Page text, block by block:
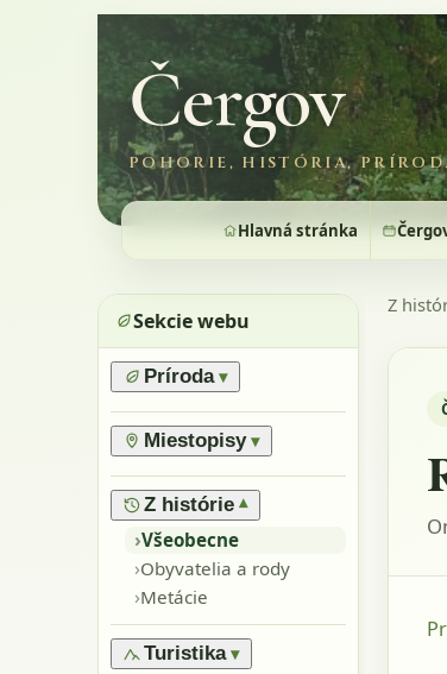
Čergov
POHORIE, HISTÓRIA,
Hlavná stránka
Sekcie webu
Príroda ▾
›Prírodné pomery
› Lesy
›Flóra
›Výnimočné stromy
Miestopisy ▾
›Prírodné rezervácie
›Vrchy
›Oblasti
›Pamiatky
›Skaly, kamene
›Jaskyne
Z histórie ▾
›Všeobecne
›Obyvatelia a rody
›Metácie
Turistika ▾
Z